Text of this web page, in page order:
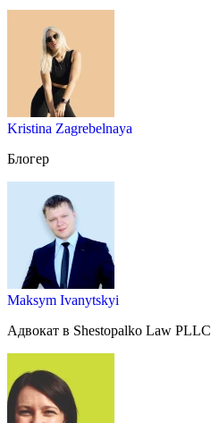
Kristina Zagrebelnaya
Блогер
Maksym Ivanytskyi
Адвокат в Shestopalko Law PLLC